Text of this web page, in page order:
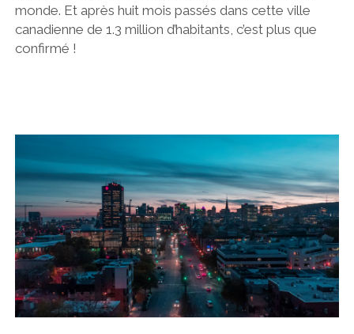
monde. Et après huit mois passés dans cette ville
canadienne de 1.3 million d’habitants, c’est plus que
confirmé !